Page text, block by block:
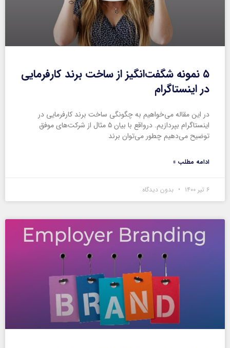
۵ نمونه شگفت‌انگیز از ساخت برند کارفرمایی
در اینستاگرام
در این مقاله می‌خواهیم به چگونگی ساخت برند کارفرمایی در
اینستاگرام بپردازیم. درواقع با بیان ۵ مثال از شرکت‌های موفق
توضیح می‌دهیم چطور می‌توان برند
ادامه مطلب »
۶ تیر ۱۴۰۰ بدون دیدگاه